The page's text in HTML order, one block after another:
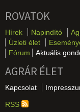
ROVATOK
Hírek Napindító
Üzleti élet
Fórum
Aktuális
AGRÁR ÉLET
Kapcsolat
RSS